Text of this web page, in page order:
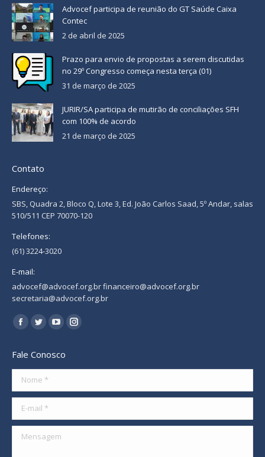
Advocef participa de reunião do GT Saúde Caixa
Contec
2 de abril de 2025
Prazo para envio de propostas a serem discutidas
no 29º Congresso começa nesta terça (01)
31 de março de 2025
JURIR/SA participa de mutirão de conciliações SFH
com 100% de acordo
21 de março de 2025
Contato
Endereço:
SBS, Quadra 2, Bloco Q, Lote 3, Ed. João Carlos Saad, 5º Andar, salas
510/511 CEP 70070-120
Telefones:
(61) 3224-3020
E-mail:
advocef@advocef.org.br financeiro@advocef.org.br
secretaria@advocef.org.br
Encontre-nos em:
Facebook
opens
new
window
Twitter
opens
new
window
YouTube
opens
new
Instagram
new
Fale Conosco
Nome *
E-mail *
Mensagem